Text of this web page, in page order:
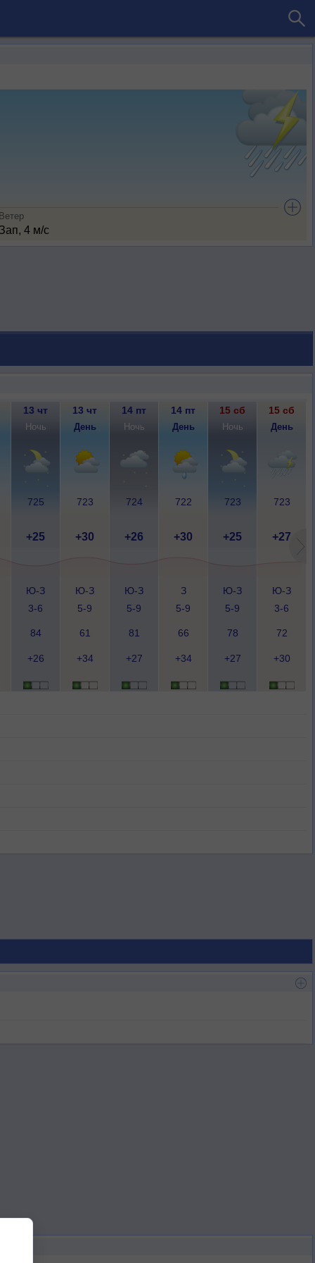
Ветер
Зап, 4 м/с
13 чт 13 чт 14 пт 14 пт 15 сб 15 сб
Ночь День Ночь День Ночь День
725 723 724 722 723 723
+25 +30 +26 +30 +25 +27
Ю-З
3-6
Ю-З
5-9
Ю-З
5-9
З
5-9
Ю-З
5-9
Ю-З
3-6
84 61 81 66 78 72
+26 +34 +27 +34 +27 +30